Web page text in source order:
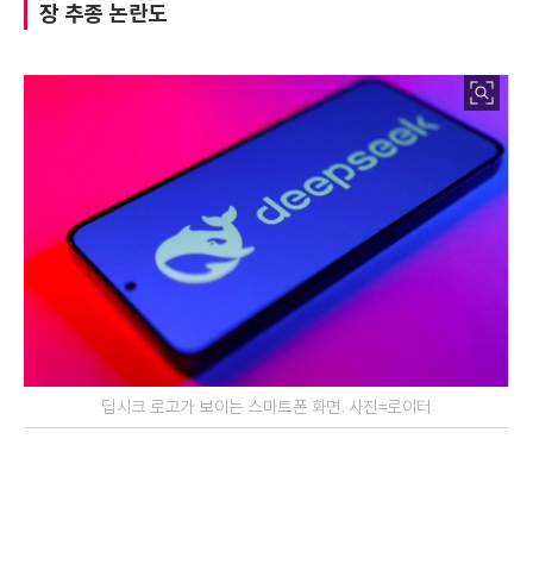
장 추종 논란도
딥시크 로고가 보이는 스마트폰 화면. 사진=로이터